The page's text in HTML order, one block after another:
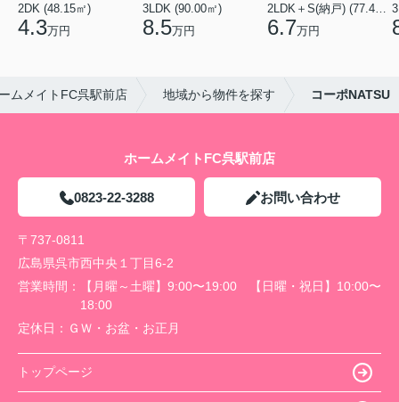
2DK (48.15㎡)
4.3万円
3LDK (90.00㎡)
8.5万円 6.7万円
ムメイトFC呉駅前店 地域から物件を探す コーポNATSU
ホームメイトFC呉駅前店
0823-22-3288 お問い合わせ
〒737-0811
広島県呉市西中央１丁目6-2
営業時間：
【月曜～土曜】9:00〜19:00 【日曜・祝日】10:00〜
18:00
定休日： ＧＷ・お盆・お正月
トップページ